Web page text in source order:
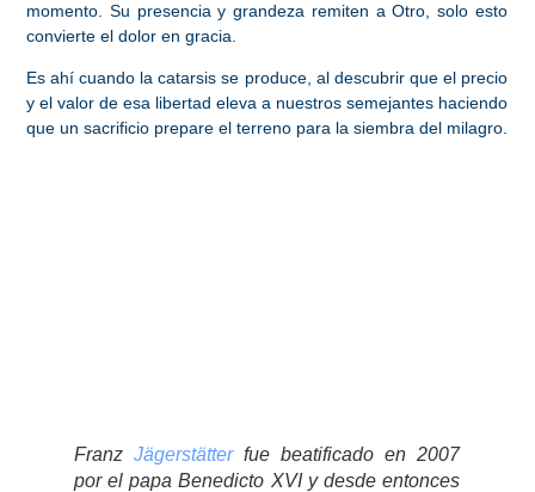
momento. Su presencia y grandeza remiten a Otro, solo esto
convierte el dolor en gracia
Es ahí cuando lacatarsisse produce, al descubrir que el precio
y el valor de esa libertad eleva a nuestros semejantes haciendo
que un sacrificio prepare el terreno para la siembra del milagro.
Franz Jägerstätterfue beatificado en 2007
por el papa Benedicto XVI y desde entonces